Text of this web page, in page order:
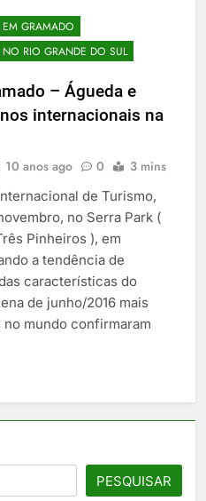
GRAMADO
RIO GRANDE DO SUL
– Águeda e
internacionais na
10 anos ago 0 3 mins
de Turismo,
no Serra Park (
Pinheiros ), em
a tendência de
características do
de junho/2016 mais
mundo confirmaram
PESQUISAR